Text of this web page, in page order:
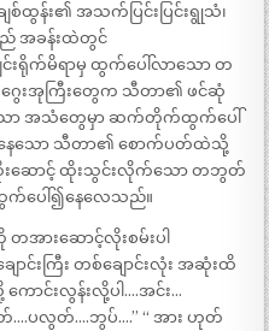
ထွန်း၏ အသက်ပြင်းပြင်းရွုသံ၊
အခန်းထဲတွင်
းရိုက်မိရာမှ ထွက်ပေါ်လာသော တ
ေးအုကြီးတွေက သီတာ၏ ဖင်ဆုံ
ာ အသံတွေမှာ ဆက်တိုက်ထွက်ပေါ်
နေသော သီတာ၏ စောက်ပတ်ထဲသို့
ထိုးဆောင့် ထိုးသွင်းလိုက်သော တဘွတ်
ပေါ်၍နေလေသည်။
တအားဆောင့်လိုးစမ်းပါ
ာင်းကြီး တစ်ချောင်းလုံး အဆုံးထိ
ာင်းလွန်းလို့ပါ….အင်း…
ြွတ်….ပလွတ်….ဘွပ်….” “ အား ဟုတ်